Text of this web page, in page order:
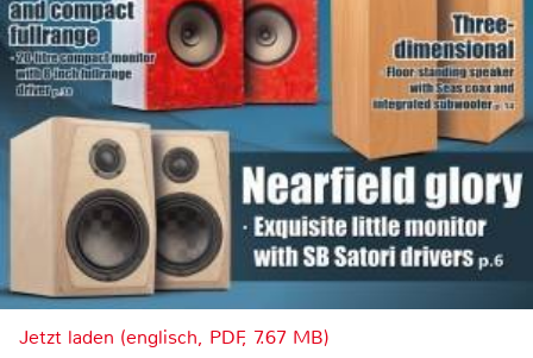
Jetzt laden (englisch, PDF, 7.67 MB)